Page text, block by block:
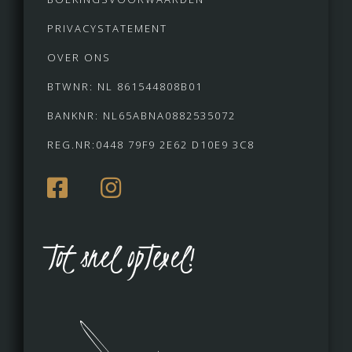
PRIVACYSTATEMENT
OVER ONS
BTWNR: NL 861544808B01
BANKNR: NL65ABNA0882535072
REG.NR:0448 79F9 2E62 D10E9 3C8
Tot snel opTexel!